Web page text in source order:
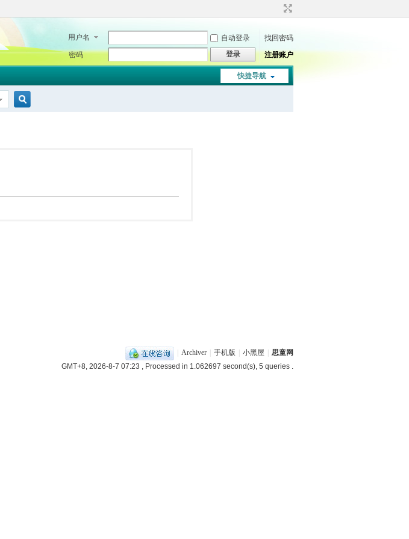
用户名 自动登录
找回密码
密码
登录 注册账户
快捷导航
Archiver 手机版 小黑屋
思童网
GMT+8, 2026-8-7 07:23 , Processed in 1.062697 second(s), 5 queries .